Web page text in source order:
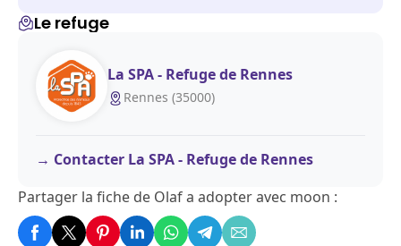
Le refuge
La SPA - Refuge de Rennes
Rennes (35000)
Contacter La SPA - Refuge de Rennes
Partager la fiche de Olaf a adopter avec moon :